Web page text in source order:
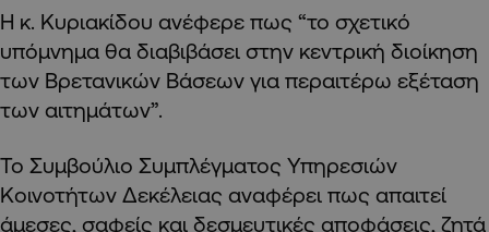
Η κ. Κυριακίδου ανέφερε πως “το σχετικό
υπόμνημα θα διαβιβάσει στην κεντρική διοίκηση
των Βρετανικών Βάσεων για περαιτέρω εξέταση
των αιτημάτων”.
Το Συμβούλιο Συμπλέγματος Υπηρεσιών
Κοινοτήτων Δεκέλειας αναφέρει πως απαιτεί
άμεσες, σαφείς και δεσμευτικές αποφάσεις, ζητά